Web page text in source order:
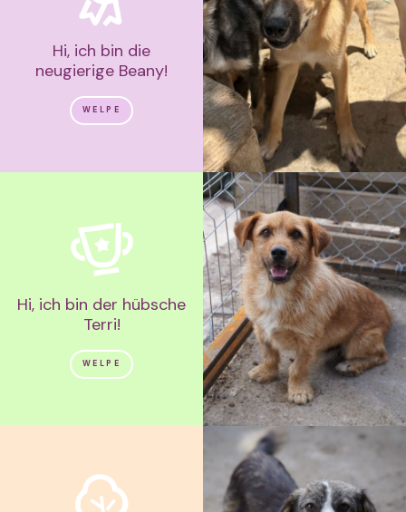
Hi, ich bin die
neugierige Beany!
WELPE
Hi, ich bin der hübsche
Terri!
WELPE